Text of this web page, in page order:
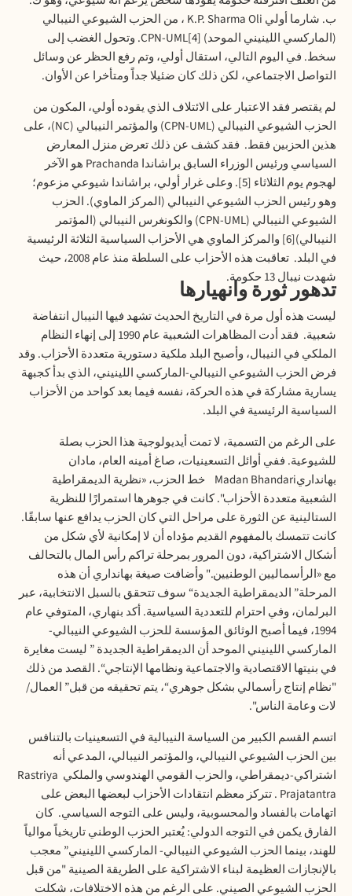
ب. شارما أولي ، من الحزب الشيوعي النيبالي
(الماركسي اللينيني الموحد) CPN-UML[4]. وتحول الغضبإلى
سخط. في اليوم التالي، استقال أولي، وتمرفع الحظر عن وسائل
التواصل الاجتماعي، لكن ذلككان ضئيلا جداً ومتأخرا عن الأوان.
لميقتصر فقد الاعتبار على الائتلاف الذييقوده أولي، المكون من
الحزب الشيوعي النيبالي (CPN-UML) والمؤتمر النيبالي (NC) ، على
هذين الحزبين فقط. فقدكشف عن ذلكتعرض منزل المعارض
السياسي ورئيس الوزراء السابقبراشاندا هو الآخر
لهجوميوم الثلاثاء [5]. وعلىغرار أولي، براشاندا شيوعي مزعوم؛
وهورئيس الحزب الشيوعي النيبالي (المركز الماوي). الحزب
الشيوعي النيبالي (CPN-UML) والكونغرس النيبالي (المؤتمر
النيبالي)[6] والمركز الماوي هي الأحزاب السياسية الثلاثة الرئيسية
في البلد. تعاقبت هذه الأحزاب على السلطة منذ عام ، حيث
شهدت نيبال حكومة. تدهورثورةوانهيارها
ليست هذه أول مرة في التاريخ الحديثتشهد فيها النيبال انتفاضة
شعبية. فقد أدت المظاهرات الشعبية عام إلىإنهاء النظام
الملكي في النيبال، وأصبح البلد ملكية دستورية متعددة الأحزاب. وقد
فرض الحزب الشيوعي النيبالي-الماركسي اللينيني، الذي بدأكجبهة
يسارية مشاركة في هذه الحركة، نفسه فيما بعدكواحد من الأحزاب
السياسية الرئيسية في البلد.
على الرغم من التسمية، لاتمت أيديولوجية هذا الحزب بصلة
للشيوعية. ففي أوائل التسعينيات، صاغ أمينه العام، مادان
بهانداريMadan Bhandari خط الحزب،«نظرية الديمقراطية
الشعبية متعددة الأحزاب".كانت في جوهرها استمرارًا للنظرية
الستالينية عن الثورة على مراحل التيكان الحزب يدافع عنها سابقًا.
كانتتتمسك بالمفهوم القديم مؤداه أن لاإمكانية لأي شكل من
أشكال الاشتراكية، دون المرور بمرحلةتراكمرأس المال بالتحالف
مع«الرأسماليين الوطنيين." وأضافت صيغة بهانداري أن هذه
المرحلة” الديمقراطية الجديدة“ سوفتتحققبالسبل الانتخابية، عبر
البرلمان، وفي احترام للتعددية السياسية. أكد بنهاري، المتوفي عام
1994، فيما أصبح الوثائقالمؤسسة للحزب الشيوعي النيبالي-
الماركسي اللينيني الموحد أن الديمقراطية الجديدة” ليست مغايرة
في بنيتها الاقتصادية والاجتماعية ونظامها الإنتاجي“. القصد من ذلك
"نظامإنتاجرأسمالي بشكل جوهري“، يتمتحقيقه من قبل” العمال/
لات وعامة الناس".
اتسم القسم الكبير من السياسة النيبالية في التسعينيات بالتنافس
بين الحزب الشيوعي النيبالي، والمؤتمر النيبالي، المدعي أنه
اشتراكي-ديمقراطي، والحزب القومي الهندوسي والملكي Rastriya
Prajatantra . تتركز معظم انتقادات الأحزاب لبعضها البعض على
اتهامات بالفساد والمحسوبية، وليس على التوجه السياسي.كان
الفارقيكمن في التوجه الدولي:يُعتبر الحزب الوطنيتاريخياً موالياً
للهند، بينما الحزب الشيوعي النيبالي-الماركسي اللينيني” معجب
بالإنجازات العظيمة لبناء الاشتراكية على الطريقة الصينية"من قبل
الحزب الشيوعي الصيني. على الرغم من هذه الاختلافات، شكلت